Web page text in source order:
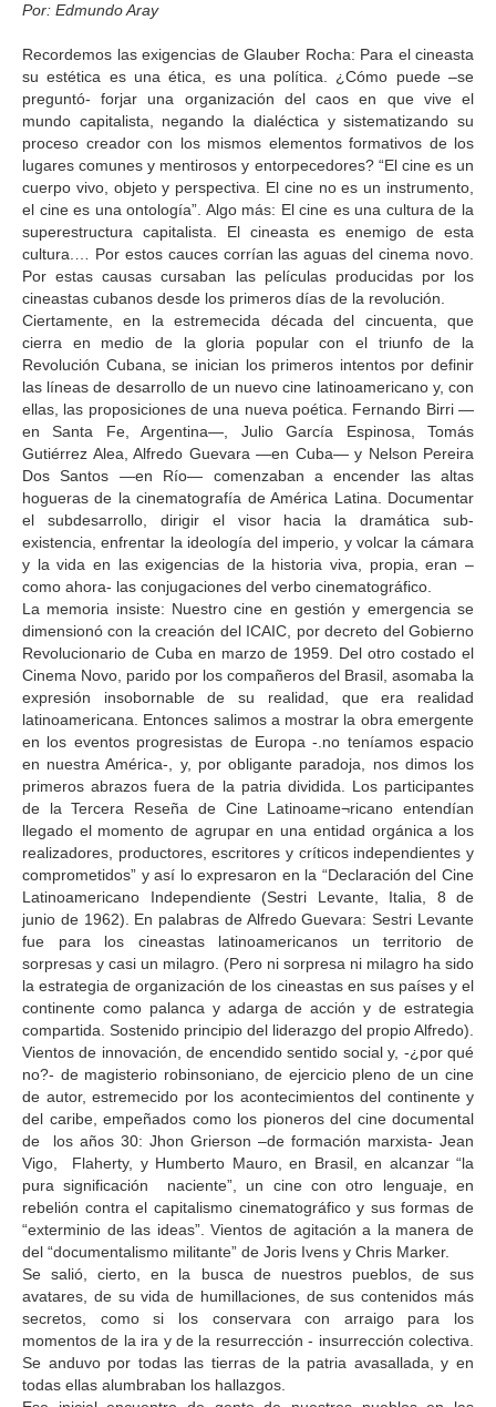
Por: Edmundo Aray
Recordemos las exigencias de Glauber Rocha: Para el cineasta
su estética es una ética, es una política. ¿Cómo puede –se
preguntó- forjar una organización del caos en que vive el
mundo capitalista, negando la dialéctica y sistematizando su
proceso creador con los mismos elementos formativos de los
lugares comunes y mentirosos y entorpecedores? “El cine es un
cuerpo vivo, objeto y perspectiva. El cine no es un instrumento,
el cine es una ontología”. Algo más: El cine es una cultura de la
superestructura capitalista. El cineasta es enemigo de esta
cultura.… Por estos cauces corrían las aguas del cinema novo.
Por estas causas cursaban las películas producidas por los
cineastas cubanos desde los primeros días de la revolución.
Ciertamente, en la estremecida década del cincuenta, que
cierra en medio de la gloria popular con el triunfo de la
Revolución Cubana, se inician los primeros intentos por definir
las líneas de desarrollo de un nuevo cine latinoamericano y, con
ellas, las proposiciones de una nueva poética. Fernando Birri —
en Santa Fe, Argentina—, Julio García Espinosa, Tomás
Gutiérrez Alea, Alfredo Guevara —en Cuba— y Nelson Pereira
Dos Santos —en Río— comenzaban a encender las altas
hogueras de la cinematografía de América Latina. Documentar
el subdesarrollo, dirigir el visor hacia la dramática sub-
existencia, enfrentar la ideología del imperio, y volcar la cámara
y la vida en las exigencias de la historia viva, propia, eran –
como ahora- las conjugaciones del verbo cinematográfico.
La memoria insiste: Nuestro cine en gestión y emergencia se
dimensionó con la creación del ICAIC, por decreto del Gobierno
Revolucionario de Cuba en marzo de 1959. Del otro costado el
Cinema Novo, parido por los compañeros del Brasil, asomaba la
expresión insobornable de su realidad, que era realidad
latinoamericana. Entonces salimos a mostrar la obra emergente
en los eventos progresistas de Europa -.no teníamos espacio
en nuestra América-, y, por obligante paradoja, nos dimos los
primeros abrazos fuera de la patria dividida. Los participantes
de la Tercera Reseña de Cine Latinoame¬ricano entendían
llegado el momento de agrupar en una entidad orgánica a los
realizadores, productores, escritores y críticos independientes y
comprometidos” y así lo expresaron en la “Declaración del Cine
Latinoamericano Independiente (Sestri Levante, Italia, 8 de
junio de 1962). En palabras de Alfredo Guevara: Sestri Levante
fue para los cineastas latinoamericanos un territorio de
sorpresas y casi un milagro. (Pero ni sorpresa ni milagro ha sido
la estrategia de organización de los cineastas en sus países y el
continente como palanca y adarga de acción y de estrategia
compartida. Sostenido principio del liderazgo del propio Alfredo).
Vientos de innovación, de encendido sentido social y, -¿por qué
no?- de magisterio robinsoniano, de ejercicio pleno de un cine
de autor, estremecido por los acontecimientos del continente y
del caribe, empeñados como los pioneros del cine documental
de los años 30: Jhon Grierson –de formación marxista- Jean
Vigo, Flaherty, y Humberto Mauro, en Brasil, en alcanzar “la
pura significación naciente”, un cine con otro lenguaje, en
rebelión contra el capitalismo cinematográfico y sus formas de
“exterminio de las ideas”. Vientos de agitación a la manera de
del “documentalismo militante” de Joris Ivens y Chris Marker.
Se salió, cierto, en la busca de nuestros pueblos, de sus
avatares, de su vida de humillaciones, de sus contenidos más
secretos, como si los conservara con arraigo para los
momentos de la ira y de la resurrección - insurrección colectiva.
Se anduvo por todas las tierras de la patria avasallada, y en
todas ellas alumbraban los hallazgos.